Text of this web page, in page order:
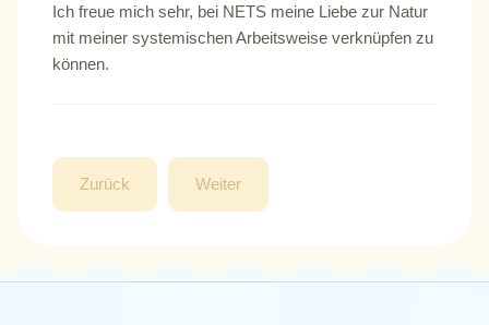
Ich freue mich sehr, bei NETS meine Liebe zur Natur
mit meiner systemischen Arbeitsweise verknüpfen zu
können.
Zurück Weiter